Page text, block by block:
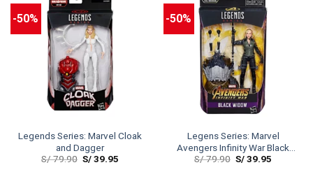
-50%
Legends Series: Marvel Cloak
and Dagger
S/79.90 S/39.95
-50%
Legens Series: Marvel
Avengers Infinity War Black
Widow
S/79.90 S/39.95